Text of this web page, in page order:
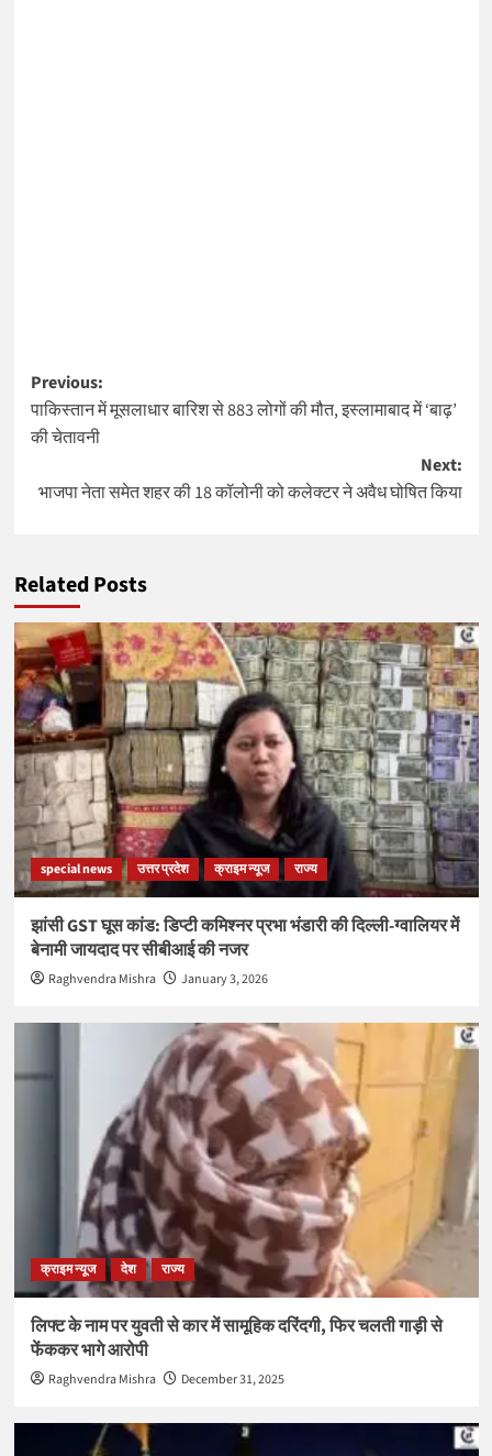
Post
navigation
Previous:
पाकिस्तान में मूसलाधार बारिश से 883 लोगों की मौत, इस्लामाबाद में ‘बाढ़’
की चेतावनी
Next:
भाजपा नेता समेत शहर की 18 कॉलोनी को कलेक्टर ने अवैध घोषित किया
Related Posts
special news उत्तर प्रदेश क्राइम न्यूज राज्य
झांसी GST घूस कांड: डिप्टी कमिश्नर प्रभा भंडारी की दिल्ली-ग्वालियर में
बेनामी जायदाद पर सीबीआई की नजर
Raghvendra Mishra January 3, 2026
क्राइम न्यूज देश राज्य
लिफ्ट के नाम पर युवती से कार में सामूहिक दरिंदगी, फिर चलती गाड़ी से
फेंककर भागे आरोपी
Raghvendra Mishra December 31, 2025